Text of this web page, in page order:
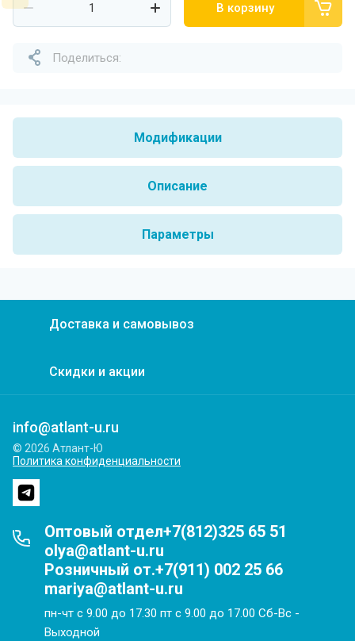
В корзину
Поделиться:
Модификации
Описание
Параметры
Доставка и самовывоз
Скидки и акции
info@atlant-u.ru
© 2026 Атлант-Ю
Политика конфиденциальности
Оптовый отдел+7(812)325 65 51
olya@atlant-u.ru
Розничный от.+7(911) 002 25 66
mariya@atlant-u.ru
пн-чт с 9.00 до 17.30 пт с 9.00 до 17.00 Сб-Вс -
Выходной